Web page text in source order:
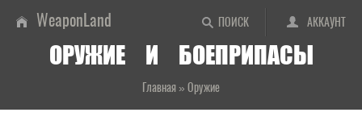
ПОИСК АККАУНТ
WeaponLand
ОРУЖИЕ И БОЕПРИПАСЫ
Главная » Оружие